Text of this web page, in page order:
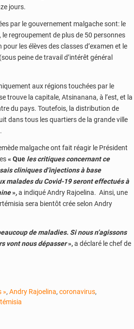
jours.
par le gouvernement malgache sont: le
regroupement de plus de 50 personnes
les élèves des classes d’examen et le
peine de travail d’intérêt général
aux régions touchées par le
trouve la capitale, Atsinanana, à l’est, et la
du pays. Toutefois, la distribution de
dans tous les quartiers de la grande ville
malgache ont fait réagir le Président
« Que les critiques concernant ce
cliniques d’injections à base
malades du Covid-19 seront effectués à
»,a indiqué Andry Rajoelina. Ainsi, une
sera bientôt crée selon Andry
de maladies. Si nous n’agissons
vont nous dépasser»,a déclaré le chef de
», Andry Rajoelina, coronavirus,